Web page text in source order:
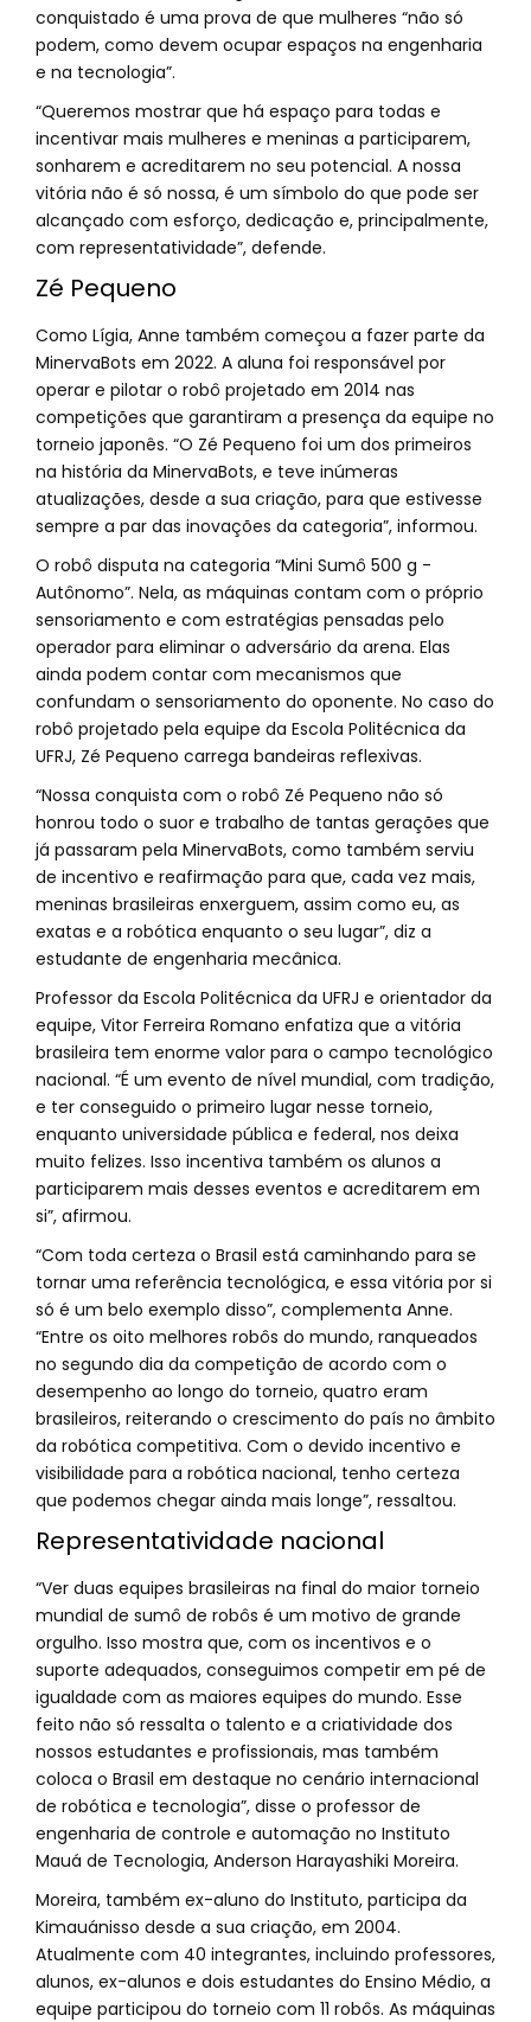
conquistado é uma prova de que mulheres “não só
podem, como devem ocupar espaços na engenharia
e na tecnologia”.
“Queremos mostrar que há espaço para todas e
incentivar mais mulheres e meninas a participarem,
sonharem e acreditarem no seu potencial. A nossa
vitória não é só nossa, é um símbolo do que pode ser
alcançado com esforço, dedicação e, principalmente,
com representatividade”, defende.
Zé Pequeno
Como Lígia, Anne também começou a fazer parte da
MinervaBots em 2022. A aluna foi responsável por
operar e pilotar o robô projetado em 2014 nas
competições que garantiram a presença da equipe no
torneio japonês. “O Zé Pequeno foi um dos primeiros
na história da MinervaBots, e teve inúmeras
atualizações, desde a sua criação, para que estivesse
sempre a par das inovações da categoria”, informou.
O robô disputa na categoria “Mini Sumô 500 g -
Autônomo”. Nela, as máquinas contam com o próprio
sensoriamento e com estratégias pensadas pelo
operador para eliminar o adversário da arena. Elas
ainda podem contar com mecanismos que
confundam o sensoriamento do oponente. No caso do
robô projetado pela equipe da Escola Politécnica da
UFRJ, Zé Pequeno carrega bandeiras reflexivas.
“Nossa conquista com o robô Zé Pequeno não só
honrou todo o suor e trabalho de tantas gerações que
já passaram pela MinervaBots, como também serviu
de incentivo e reafirmação para que, cada vez mais,
meninas brasileiras enxerguem, assim como eu, as
exatas e a robótica enquanto o seu lugar”, diz a
estudante de engenharia mecânica.
Professor da Escola Politécnica da UFRJ e orientador da
equipe, Vitor Ferreira Romano enfatiza que a vitória
brasileira tem enorme valor para o campo tecnológico
nacional. “É um evento de nível mundial, com tradição,
e ter conseguido o primeiro lugar nesse torneio,
enquanto universidade pública e federal, nos deixa
muito felizes. Isso incentiva também os alunos a
participarem mais desses eventos e acreditarem em
si”, afirmou.
“Com toda certeza o Brasil está caminhando para se
tornar uma referência tecnológica, e essa vitória por si
só é um belo exemplo disso”, complementa Anne.
“Entre os oito melhores robôs do mundo, ranqueados
no segundo dia da competição de acordo com o
desempenho ao longo do torneio, quatro eram
brasileiros, reiterando o crescimento do país no âmbito
da robótica competitiva. Com o devido incentivo e
visibilidade para a robótica nacional, tenho certeza
que podemos chegar ainda mais longe”, ressaltou.
Representatividade nacional
“Ver duas equipes brasileiras na final do maior torneio
mundial de sumô de robôs é um motivo de grande
orgulho. Isso mostra que, com os incentivos e o
suporte adequados, conseguimos competir em pé de
igualdade com as maiores equipes do mundo. Esse
feito não só ressalta o talento e a criatividade dos
nossos estudantes e profissionais, mas também
coloca o Brasil em destaque no cenário internacional
de robótica e tecnologia”, disse o professor de
engenharia de controle e automação no Instituto
Mauá de Tecnologia, Anderson Harayashiki Moreira.
Moreira, também ex-aluno do Instituto, participa da
Kimauánisso desde a sua criação, em 2004.
Atualmente com 40 integrantes, incluindo professores,
alunos, ex-alunos e dois estudantes do Ensino Médio, a
equipe participou do torneio com 11 robôs. As máquinas